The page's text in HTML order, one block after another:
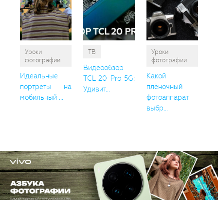
Уроки
фотографии
Идеальные
портреты на
мобильный ...
ТВ
Видеообзор
TCL 20 Pro 5G:
Удивит...
Уроки
фотографии
Какой
плёночный
фотоаппарат
выбр...